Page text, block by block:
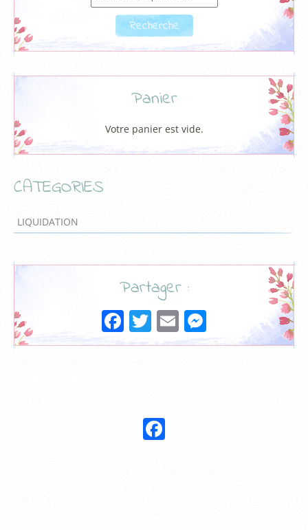
pour :
Recherche
Panier
Votre panier est vide.
CATEGORIES
LIQUIDATION
Partager :
Facebook
Twitter
Email